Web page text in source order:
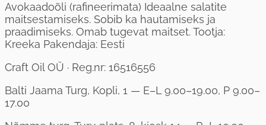
Avokaadoõli (rafineerimata) Ideaalne salatite
maitsestamiseks. Sobib ka hautamiseks ja
praadimiseks. Omab tugevat maitset. Tootja:
Kreeka Pakendaja: Eesti
Craft Oil OÜ · Reg.nr: 16516556
Balti Jaama Turg, Kopli, 1 — E–L 9.00–19.00, P 9.00–
17.00